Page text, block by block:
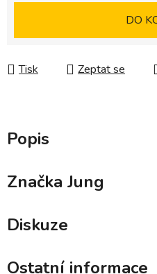
DO
Tisk Zeptat se
Popis
Značka Jung
Diskuze
Ostatní informace